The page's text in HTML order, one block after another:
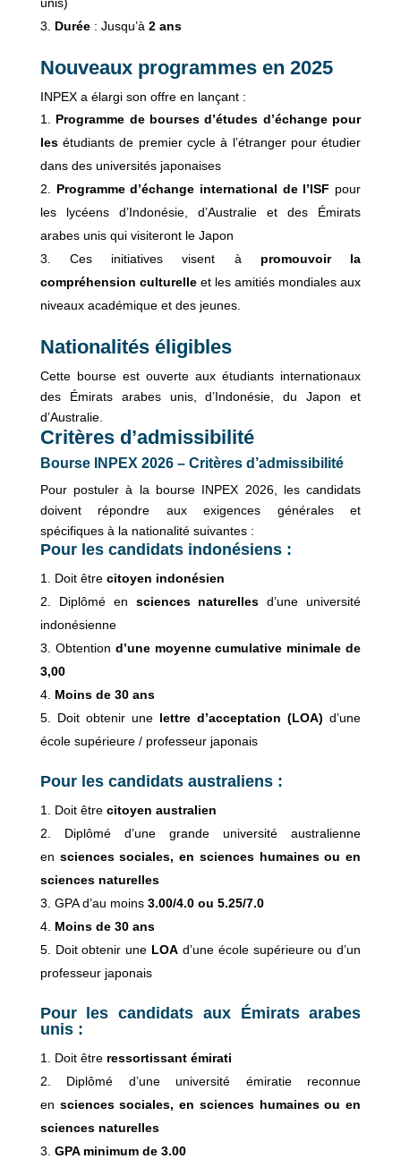
Durée: Jusqu’à 2 ans
Nouveaux programmes en 2025
INPEX a élargi son offre en lançant :
Programme de bourses d’études d’échange pour
lesétudiants de premier cycle à l’étranger pour étudier
dans des universités japonaises
Programme d’échange international de l’ISF pour
les lycéens d’Indonésie, d’Australie et des Émirats
arabes unis qui visiteront le Japon
Ces initiatives visent à promouvoir la
compréhension culturelleet les amitiés mondiales aux
niveaux académique et des jeunes.
Nationalités éligibles
Cette bourse est ouverte aux étudiants internationaux
des Émirats arabes unis, d’Indonésie, du Japon et
d’Australie.
Critères d’admissibilité
Bourse INPEX 2026 – Critères d’admissibilité
Pour postuler à la bourse INPEX 2026, les candidats
doivent répondre aux exigences générales et
spécifiques à la nationalité suivantes :
Pour les candidats indonésiens :
Doit être citoyen indonésien
Diplômé en sciences naturelles d’une université
indonésienne
Obtention d’une moyenne cumulative minimale de
3,00
Moins de 30 ans
Doit obtenir une lettre d’acceptation (LOA) d’une
école supérieure / professeur japonais
Pour les candidats australiens :
Doit être citoyen australien
Diplômé d’une grande université australienne
en sciences sociales, en sciences humaines ou en
sciences naturelles
GPA d’au moins 3.00/4.0 ou 5.25/7.0
Moins de 30 ans
Doit obtenir une LOA d’une école supérieure ou d’un
professeur japonais
Pour les candidats aux Émirats arabes
unis :
Doit être ressortissant émirati
Diplômé d’une université émiratie reconnue
en sciences sociales, en sciences humaines ou en
sciences naturelles
GPA minimum de 3.00